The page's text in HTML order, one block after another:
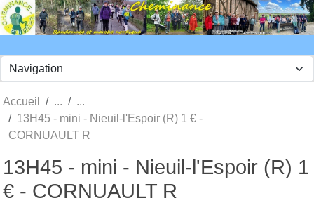
Accueil
13H45 - mini - Nieuil-l'Espoir (R) 1 € -
CORNUAULT R
13H45 - mini - Nieuil-l'Espoir (R) 1
€ - CORNUAULT R
Panneau de gestion des cookies